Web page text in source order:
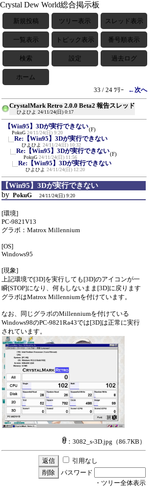
Crystal Dew World総合掲示板
新規投稿 ツリー表示 スレッド表示
一覧表示 トピック表示 番号順表示
検索 設定 過去ログ
ホーム
33 / 24 ﾂﾘｰ
←次へ
CrystalMark Retro 2.0.0 Beta2 報告スレッド
ひよひよ 24/11/24(日) 0:17
【Win95】3Dが実行できない
PokuG 24/11/24(日) 9:20
(F)
Re:【Win95】3Dが実行できない
ひよひよ 24/11/24(日) 10:32
Re:【Win95】3Dが実行できない
PokuG 24/11/24(日) 11:56
(F)
Re:【Win95】3Dが実行できない
ひよひよ 24/11/24(日) 12:20
【Win95】3Dが実行できない
by PokuG 24/11/24(日) 9:20
[環境]
PC-9821V13
グラボ：Matrox Millennium
[OS]
Windows95
[現象]
上記環境で[3D]を実行しても[3D]のアイコンが一
瞬[STOP]になり、何もしないまま[3D]に戻ります
グラボはMatrox Millenniumを付けています。
なお、同じグラボのMillenniumを付けている
Windows98のPC-9821Ra43では[3D]は正常に実行
されています。
：3082_s-3D.jpg （86.7KB）
引用なし
パスワード
・ツリー全体表示